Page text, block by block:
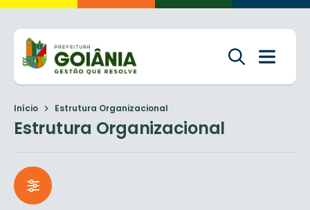
Início Estrutura Organizacional
Estrutura Organizacional